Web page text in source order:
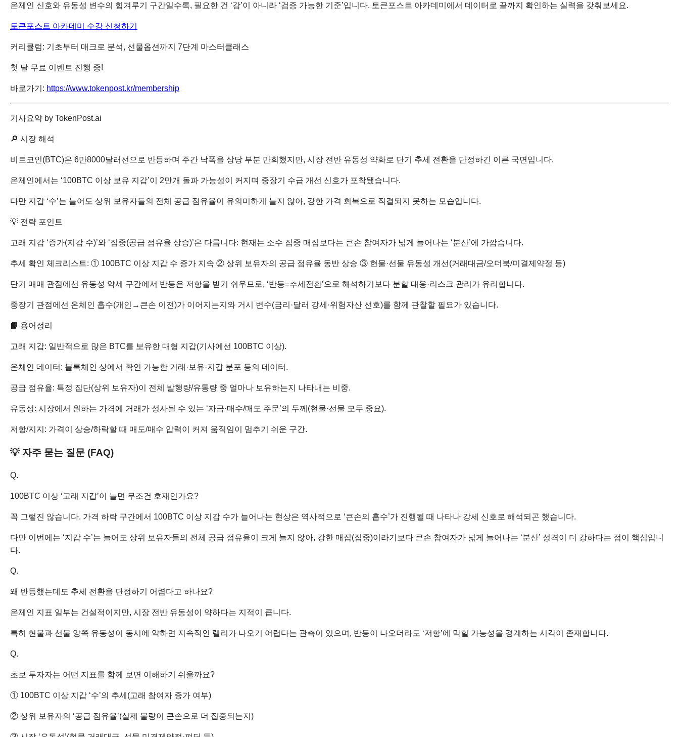
온체인 신호와 유동성 변수의 힘겨루기 구간일수록, 필요한 건 ‘감’이 아니라 ‘검증 가능한 기준’입니다. 토큰포스트 아카데미에서 데이터로 끝까지 확인하는 실력을 갖춰보세요.
토큰포스트 아카데미 수강 신청하기
커리큘럼: 기초부터 매크로 분석, 선물옵션까지 7단계 마스터클래스
첫 달 무료 이벤트 진행 중!
바로가기: https://www.tokenpost.kr/membership
기사요약 by TokenPost.ai
🔎 시장 해석
비트코인(BTC)은 6만8000달러선으로 반등하며 주간 낙폭을 상당 부분 만회했지만, 시장 전반 유동성 약화로 단기 추세 전환을 단정하긴 이른 국면입니다.
온체인에서는 ‘100BTC 이상 보유 지갑’이 2만개 돌파 가능성이 커지며 중장기 수급 개선 신호가 포착됐습니다.
다만 지갑 ‘수’는 늘어도 상위 보유자들의 전체 공급 점유율이 유의미하게 늘지 않아, 강한 가격 회복으로 직결되지 못하는 모습입니다.
💡 전략 포인트
고래 지갑 ‘증가(지갑 수)’와 ‘집중(공급 점유율 상승)’은 다릅니다: 현재는 소수 집중 매집보다는 큰손 참여자가 넓게 늘어나는 ‘분산’에 가깝습니다.
추세 확인 체크리스트: ① 100BTC 이상 지갑 수 증가 지속 ② 상위 보유자의 공급 점유율 동반 상승 ③ 현물·선물 유동성 개선(거래대금/오더북/미결제약정 등)
단기 매매 관점에선 유동성 약세 구간에서 반등은 저항을 받기 쉬우므로, ‘반등=추세전환’으로 해석하기보다 분할 대응·리스크 관리가 유리합니다.
중장기 관점에선 온체인 흡수(개인→큰손 이전)가 이어지는지와 거시 변수(금리·달러 강세·위험자산 선호)를 함께 관찰할 필요가 있습니다.
📘 용어정리
고래 지갑: 일반적으로 많은 BTC를 보유한 대형 지갑(기사에선 100BTC 이상).
온체인 데이터: 블록체인 상에서 확인 가능한 거래·보유·지갑 분포 등의 데이터.
공급 점유율: 특정 집단(상위 보유자)이 전체 발행량/유통량 중 얼마나 보유하는지 나타내는 비중.
유동성: 시장에서 원하는 가격에 거래가 성사될 수 있는 ‘자금·매수/매도 주문’의 두께(현물·선물 모두 중요).
저항/지지: 가격이 상승/하락할 때 매도/매수 압력이 커져 움직임이 멈추기 쉬운 구간.
💡 자주 묻는 질문 (FAQ)
Q.
100BTC 이상 ‘고래 지갑’이 늘면 무조건 호재인가요?
꼭 그렇진 않습니다. 가격 하락 구간에서 100BTC 이상 지갑 수가 늘어나는 현상은 역사적으로 ‘큰손의 흡수’가 진행될 때 나타나 강세 신호로 해석되곤 했습니다.
다만 이번에는 ‘지갑 수’는 늘어도 상위 보유자들의 전체 공급 점유율이 크게 늘지 않아, 강한 매집(집중)이라기보다 큰손 참여자가 넓게 늘어나는 ‘분산’ 성격이 더 강하다는 점이 핵심입니
다.
Q.
왜 반등했는데도 추세 전환을 단정하기 어렵다고 하나요?
온체인 지표 일부는 건설적이지만, 시장 전반 유동성이 약하다는 지적이 큽니다.
특히 현물과 선물 양쪽 유동성이 동시에 약하면 지속적인 랠리가 나오기 어렵다는 관측이 있으며, 반등이 나오더라도 ‘저항’에 막힐 가능성을 경계하는 시각이 존재합니다.
Q.
초보 투자자는 어떤 지표를 함께 보면 이해하기 쉬울까요?
① 100BTC 이상 지갑 ‘수’의 추세(고래 참여자 증가 여부)
② 상위 보유자의 ‘공급 점유율’(실제 물량이 큰손으로 더 집중되는지)